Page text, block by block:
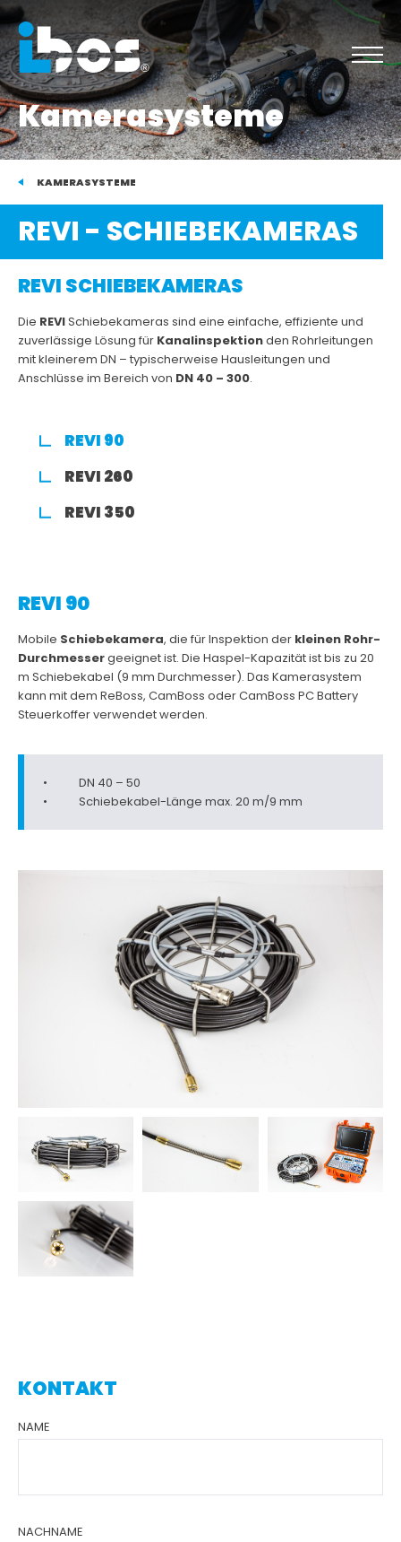
Kamerasysteme
KAMERASYSTEME
REVI - SCHIEBEKAMERAS
REVI SCHIEBEKAMERAS
Die REVISchiebekameras sind eine einfache, effiziente und
zuverlässige Lösung für Kanalinspektionden Rohrleitungen
mit kleinerem DN – typischerweise Hausleitungen und
Anschlüsse im Bereich von DN 40 – 300.
REVI 90
REVI 260
REVI 350
REVI 90
Mobile Schiebekamera, die für Inspektion der kleinen Rohr-
Durchmessergeeignet ist. Die Haspel-Kapazität ist bis zu 20
m Schiebekabel (9 mm Durchmesser). Das Kamerasystem
kann mit dem ReBoss, CamBoss oder CamBoss PC Battery
Steuerkoffer verwendet werden.
DN 40 – 50
Schiebekabel-Länge max. 20 m/9 mm
KONTAKT
NAME
NACHNAME